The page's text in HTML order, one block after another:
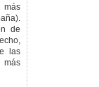
más
de
las